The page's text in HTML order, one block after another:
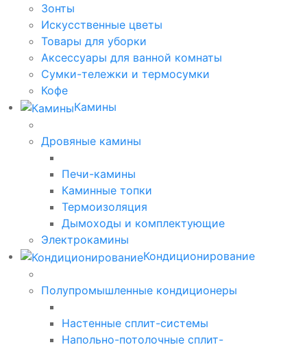
Зонты
Искусственные цветы
Товары для уборки
Аксессуары для ванной комнаты
Сумки-тележки и термосумки
Кофе
Камины
Дровяные камины
Печи-камины
Каминные топки
Термоизоляция
Дымоходы и комплектующие
Электрокамины
Кондиционирование
Полупромышленные кондиционеры
Настенные сплит-системы
Напольно-потолочные сплит-